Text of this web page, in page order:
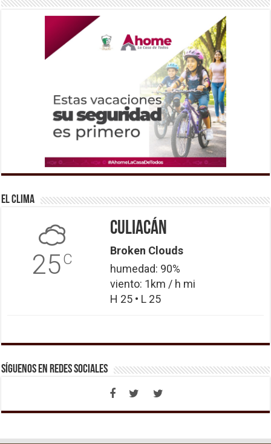
El Clima
25C
Culiacán
Broken Clouds
humedad: 90%
viento: 1km / h mi
H 25 • L 25
Síguenos en Redes Sociales